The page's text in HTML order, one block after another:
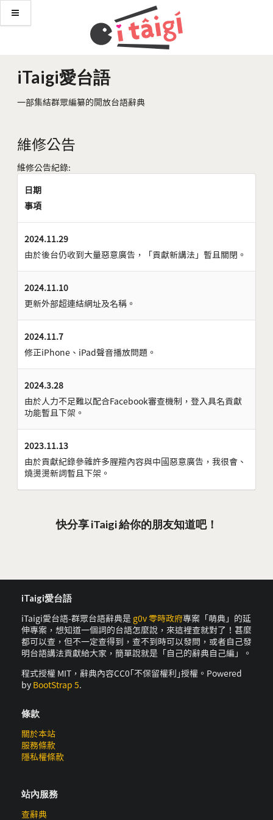
iTaigi愛台語
一部集結群眾編纂的開放台語辭典
維修公告
維修公告紀錄:
日期
事項
2024.11.29
由於後台仍收到大量惡意廣告，「貢獻新講法」暫且關閉。
2024.11.10
更新外部超連結網址及名稱。
2024.11.7
修正iPhone、iPad聲音播放問題。
2024.3.28
由於人力不足難以配合Facebook審查機制，登入具名貢獻
功能暫且下架。
2023.11.13
由於貢獻紀錄參雜許多腥羶內容與中國惡意廣告，我很會、
燒燙燙新詞暫且下架。
快分享 iTaigi 給你的朋友知道吧！
iTaigi愛台語
iTaigi愛台語-群眾台語辭典是 g0v 零時政府專案「萌典」的延
伸專案，想知道一個詞的台語怎麼說，來這裡查就對了！甚麼
都可以查，但不一定查得到，查不到時可以發問，或者自己發
明台語講法貢獻給大家，簡單說就是「自己的辭典自己編」。
程式授權 MIT，辭典內容CC0｢不保留權利｣授權。Powered
by BootStrap 5.
條款
關於本站
服務條款
隱私權條款
站內服務
查辭典